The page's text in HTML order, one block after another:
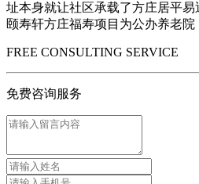
址本身就让社区承载了方庄居平
颐寿轩方庄福寿项目为公办养老院
FREE CONSULTING SERVICE
免费咨询服务